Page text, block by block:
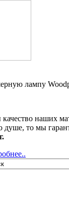
лампу
качество наших
душе, то мы